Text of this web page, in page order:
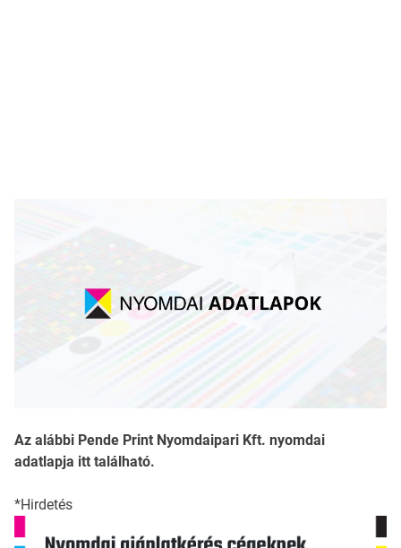
Az alábbi Pende Print Nyomdaipari Kft. nyomdai
adatlapja itt található.
*Hirdetés